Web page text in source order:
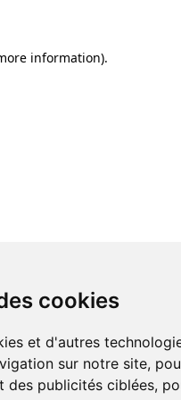
cookies
et d'autres
sur notre site,
des publicités ciblées,
information).